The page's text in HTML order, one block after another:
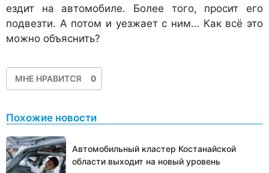
ездит на автомобиле. Более того, просит его
подвезти. А потом и уезжает с ним… Как всё это
можно объяснить?
МНЕ НРАВИТСЯ 0
Похожие новости
Автомобильный кластер Костанайской
области выходит на новый уровень